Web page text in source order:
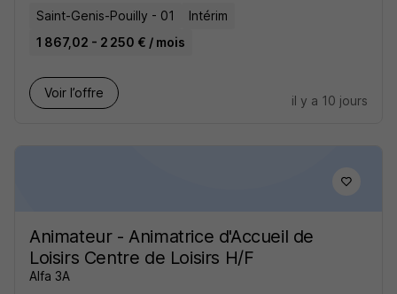
Saint-Genis-Pouilly - 01
Intérim
1 867,02 - 2 250 € / mois
Voir l’offre
il y a 10 jours
Animateur - Animatrice d'Accueil de
Loisirs Centre de Loisirs H/F
Alfa 3A